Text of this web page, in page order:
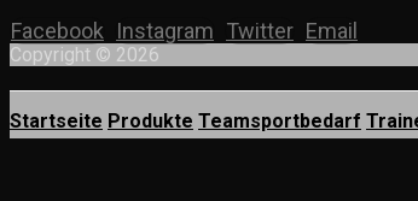
Facebook Instagram Twitter Email
Copyright © 2026
Startseite Produkte Teamsportbedarf